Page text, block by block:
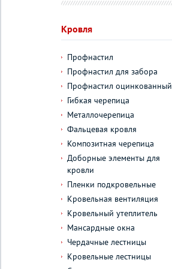
Кровля
Профнастил
Профнастил для забора
Профнастил оцинкованный
Гибкая черепица
Металлочерепица
Фальцевая кровля
Композитная черепица
Доборные элементы для
кровли
Пленки подкровельные
Кровельная вентиляция
Кровельный утеплитель
Мансардные окна
Чердачные лестницы
Кровельные лестницы